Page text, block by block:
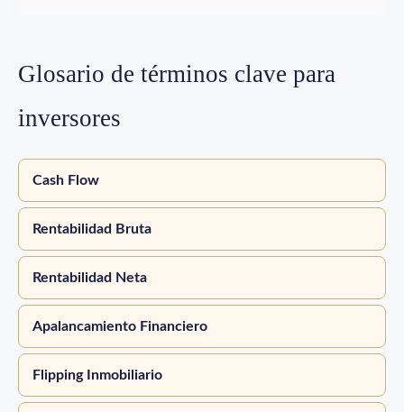
Glosario de términos clave para
inversores
Cash Flow
Rentabilidad Bruta
Rentabilidad Neta
Apalancamiento Financiero
Flipping Inmobiliario